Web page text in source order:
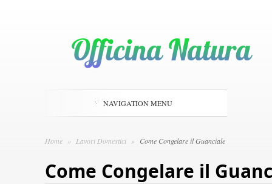
NAVIGATION MENU
Home » Lavori Domestici » Come Congelare il Guanciale
Come Congelare il